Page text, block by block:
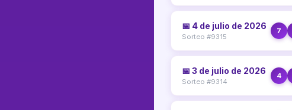
📅 4 de julio de 2026
Sorteo #9315
7
📅 3 de julio de 2026
Sorteo #9314
4